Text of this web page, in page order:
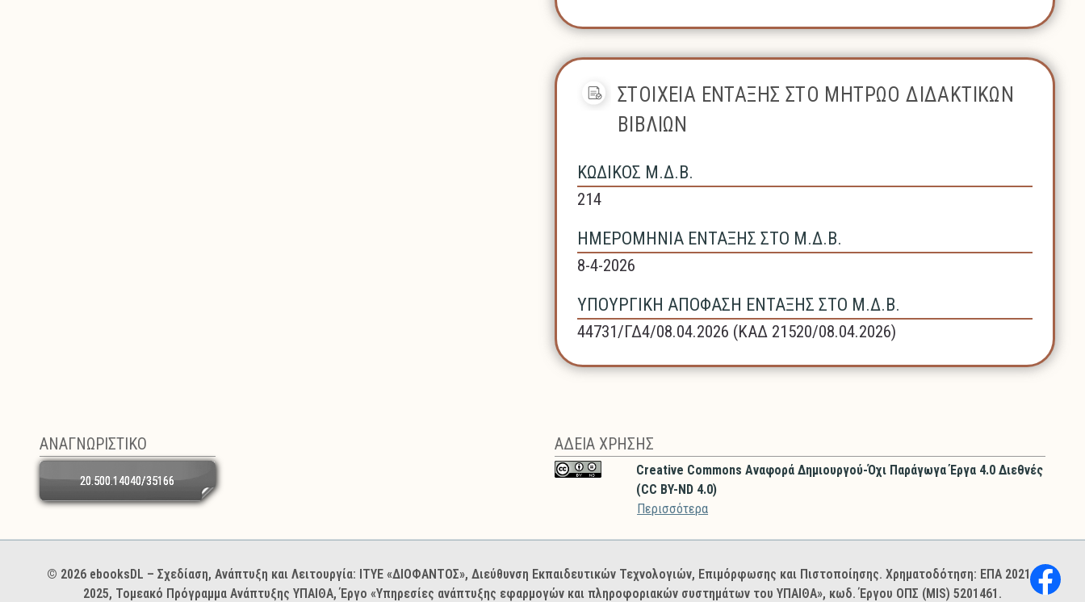
ΣΤΟΙΧΕΙΑ ΕΝΤΑΞΗΣ ΣΤΟ ΜΗΤΡΩΟ ΔΙΔΑΚΤΙΚΩΝ
ΒΙΒΛΙΩΝ
ΚΩΔΙΚΟΣ Μ.Δ.Β.
214
ΗΜΕΡΟΜΗΝΙΑ ΕΝΤΑΞΗΣ ΣΤΟ Μ.Δ.Β.
8-4-2026
ΥΠΟΥΡΓΙΚΗ ΑΠΟΦΑΣΗ ΕΝΤΑΞΗΣ ΣΤΟ Μ.Δ.Β.
44731/ΓΔ4/08.04.2026 (ΚΑΔ 21520/08.04.2026)
ΑΝΑΓΝΩΡΙΣΤΙΚΟ
20.500.14040/35166
ΑΔΕΙΑ ΧΡΗΣΗΣ
Creative Commons Αναφορά Δημιουργού-Όχι Παράγωγα Έργα 4.0 Διεθνές
(CC BY-ND 4.0)
Περισσότερα
Χορηγοί και φορείς
© 2026 ebooksDL – Σχεδίαση, Ανάπτυξη και Λειτουργία: ΙΤΥΕ «ΔΙΟΦΑΝΤΟΣ», Διεύθυνση Εκπαιδευτικών Τεχνολογιών, Επιμόρφωσης και Πιστοποίησης. Χρηματοδότηση: ΕΠΑ 2021–
2025, Τομεακό Πρόγραμμα Ανάπτυξης ΥΠΑΙΘΑ, Έργο «Υπηρεσίες ανάπτυξης εφαρμογών και πληροφοριακών συστημάτων του ΥΠΑΙΘΑ», κωδ. Έργου ΟΠΣ (MIS) 5201461.